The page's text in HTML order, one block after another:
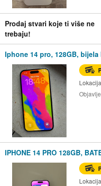
Prodaj stvari koje ti više ne
trebaju!
Iphone 14 pro, 128GB, bijela
IPHONE 14 PRO 128GB,